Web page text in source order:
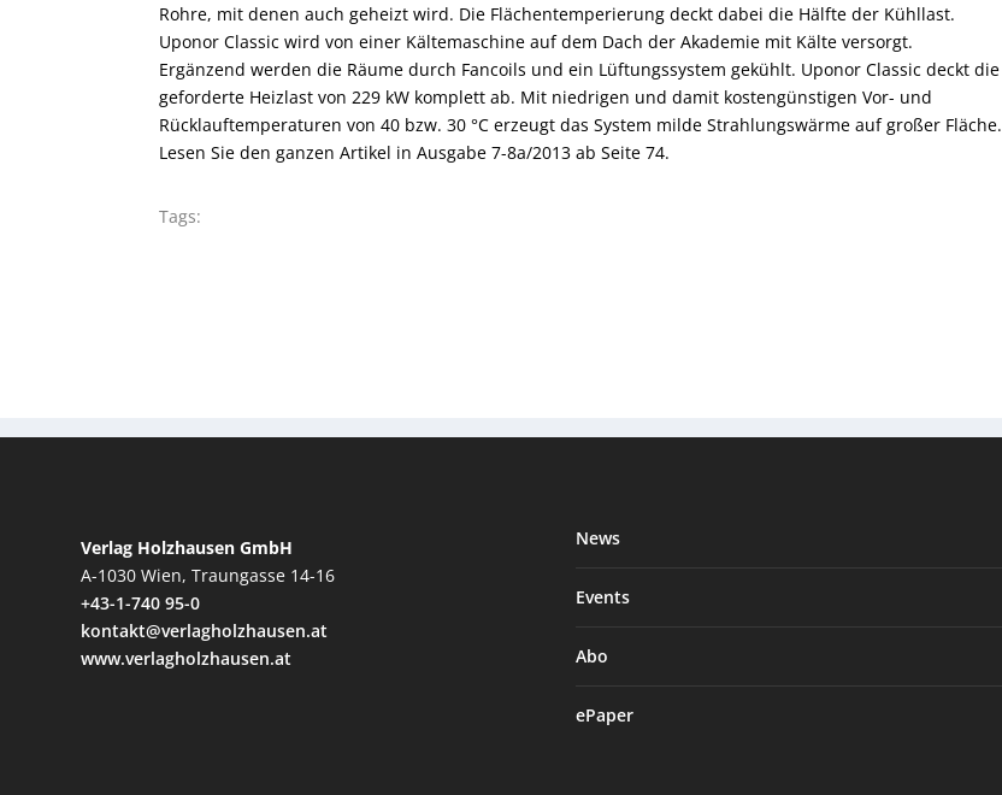
Rohre, mit denen auch geheizt wird. Die Flächentemperierung deckt dabei die Hälfte der Kühllast.
Uponor Classic wird von einer Kältemaschine auf dem Dach der Akademie mit Kälte versorgt.
Ergänzend werden die Räume durch Fancoils und ein Lüftungssystem gekühlt. Uponor Classic deckt die
geforderte Heizlast von 229 kW komplett ab. Mit niedrigen und damit kostengünstigen Vor- und
Rücklauftemperaturen von 40 bzw. 30 °C erzeugt das System milde Strahlungswärme auf großer Fläche.
Lesen Sie den ganzen Artikel in Ausgabe 7-8a/2013 ab Seite 74.
Tags:
Verlag Holzhausen GmbH
A-1030 Wien, Traungasse 14-16
+43-1-740 95-0
kontakt@verlagholzhausen.at
www.verlagholzhausen.at
News
Events
Abo
ePaper